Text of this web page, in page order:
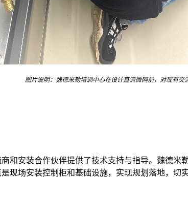
图片说明：魏德米勒培训中心在设计直流微网前，对现有交
和安装合作伙伴提供了技术支持与指导。魏德
现场安装控制柜和基础设施，实现规划落地，切